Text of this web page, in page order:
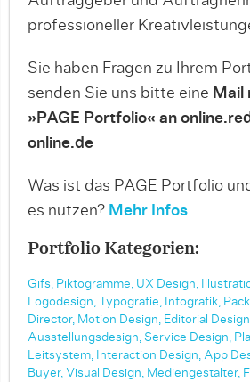
professioneller
Sie haben Fragen zu Ihrem
senden Sie uns bitte eine Mail
»PAGE Portfolio« an
online.de
Was ist das PAGE Portfolio
es nutzen? Mehr Infos
Portfolio Kategorien:
Gifs, Piktogramme, UX Design,
Logodesign,
Typografie, Infografik,
Director, Motion Design, Editorial
Ausstellungsdesign, Service Design,
Leitsystem, Interaction Design, App
Buyer, Visual Design, Mediengestalter,